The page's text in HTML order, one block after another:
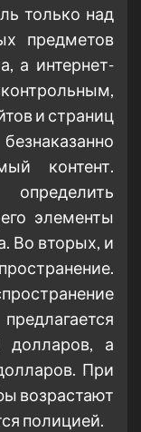
только над
предметов
а интернет-
и страниц
контент.
определить
элементы
Во вторых, и
долларов, а
При
возрастают
полицией.